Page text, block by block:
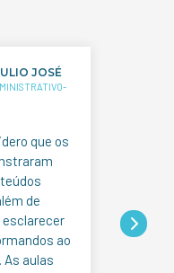
CARINA MENDES
O curso correu muito
uma experiência
A formadora demonstrou
profissionalismo e
transmissão dos